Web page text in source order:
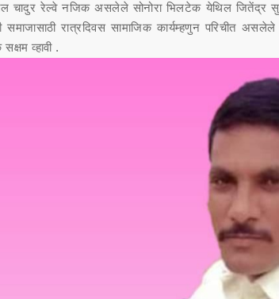
चादुर रेल्वे नजिक असलेले सोनोरा भिलटेक येथिल जितेंद्र
रात्रदिवस सामाजिक कार्यम्हणुन परिचीत असलेले
व्हावी .